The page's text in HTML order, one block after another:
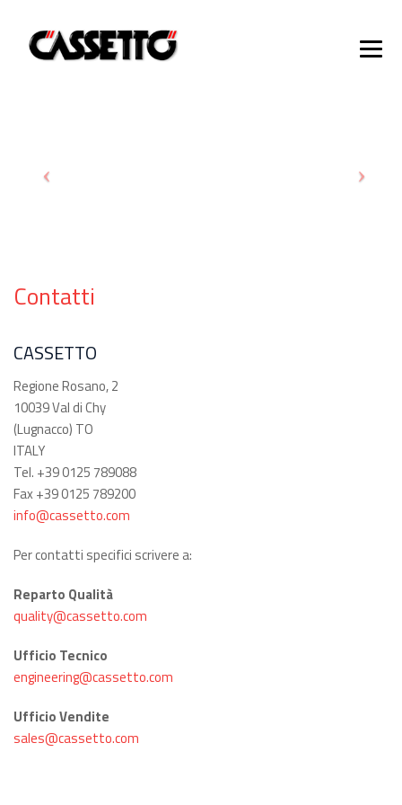
Contatti
CASSETTO
Regione Rosano, 2
10039 Val di Chy
(Lugnacco) TO
ITALY
Tel. +39 0125 789088
Fax +39 0125 789200
info@cassetto.com
Per contatti specifici scrivere a:
Reparto Qualità
quality@cassetto.com
Ufficio Tecnico
engineering@cassetto.com
Ufficio Vendite
sales@cassetto.com